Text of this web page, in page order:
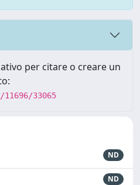
per citare o creare un
33065
ND
ND